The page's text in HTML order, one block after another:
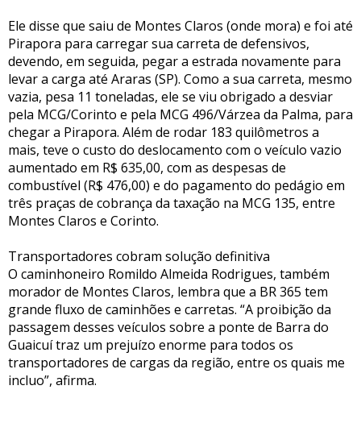
Ele disse que saiu de Montes Claros (onde mora) e foi até
Pirapora para carregar sua carreta de defensivos,
devendo, em seguida, pegar a estrada novamente para
levar a carga até Araras (SP). Como a sua carreta, mesmo
vazia, pesa 11 toneladas, ele se viu obrigado a desviar
pela MCG/Corinto e pela MCG 496/Várzea da Palma, para
chegar a Pirapora. Além de rodar 183 quilômetros a
mais, teve o custo do deslocamento com o veículo vazio
aumentado em R$ 635,00, com as despesas de
combustível (R$ 476,00) e do pagamento do pedágio em
três praças de cobrança da taxação na MCG 135, entre
Montes Claros e Corinto.
Transportadores cobram solução definitiva
O caminhoneiro Romildo Almeida Rodrigues, também
morador de Montes Claros, lembra que a BR 365 tem
grande fluxo de caminhões e carretas. “A proibição da
passagem desses veículos sobre a ponte de Barra do
Guaicuí traz um prejuízo enorme para todos os
transportadores de cargas da região, entre os quais me
incluo”, afirma.